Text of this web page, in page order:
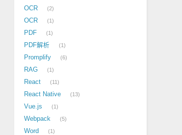
OCR 2
OCR 1
PDF 1
PDF解析 1
Promplify 6
RAG 1
React 11
React Native 13
Vue.js 1
Webpack 5
Word 1